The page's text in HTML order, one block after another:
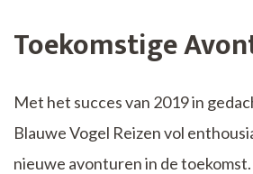
Toekomstige
Met het succes van 2019 in
Blauwe Vogel Reizen vol
nieuwe avonturen in de